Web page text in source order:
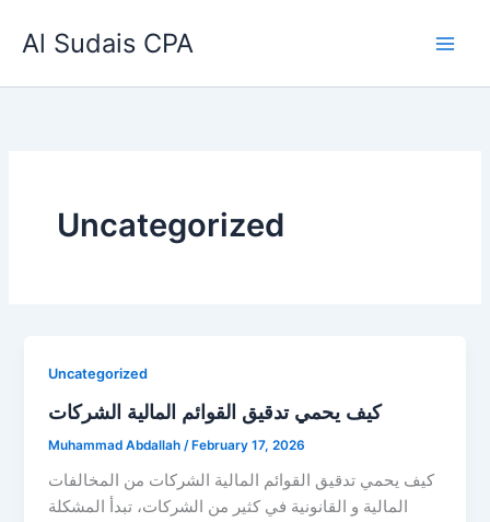
Al Sudais CPA
Uncategorized
Uncategorized
كيف يحمي تدقيق القوائم المالية الشركات
Muhammad Abdallah /February 17, 2026
كيف يحمي تدقيق القوائم المالية الشركات من المخالفات
المالية و القانونية في كثير من الشركات، تبدأ المشكلة